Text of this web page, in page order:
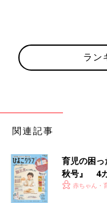
ラン
関連記事
育児の困
秋号』 4カ
いっぱい！
赤ちゃん・